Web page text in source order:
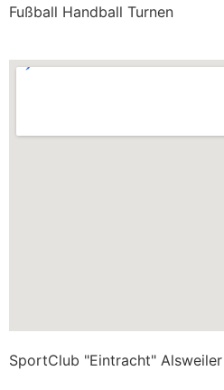
Fußball Handball Turnen
SportClub "Eintracht" Alsweiler